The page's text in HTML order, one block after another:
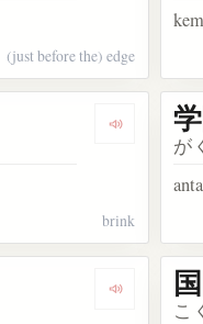
(just before the) edge
Dengarkan
brink
が
Dengarkanこ